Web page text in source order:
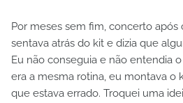
Por meses sem fim, concerto após
sentava atrás do kit e dizia que
Eu não conseguia e não entendia
era a mesma rotina, eu montava o
que estava errado. Troquei uma